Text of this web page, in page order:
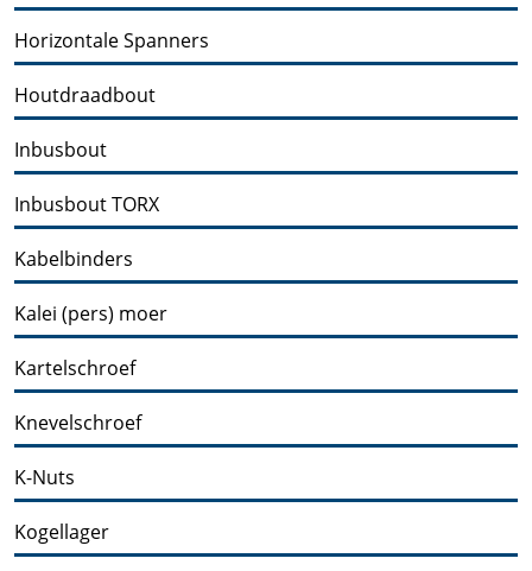
Horizontale Spanners
Houtdraadbout
Inbusbout
Inbusbout TORX
Kabelbinders
Kalei (pers) moer
Kartelschroef
Knevelschroef
K-Nuts
Kogellager